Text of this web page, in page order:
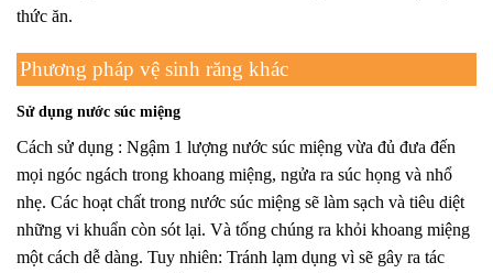
thức ăn.
Phương pháp vệ sinh răng khác
Sử dụng nước súc miệng
Cách sử dụng : Ngậm 1 lượng nước súc miệng vừa đủ đưa đến
mọi ngóc ngách trong khoang miệng, ngửa ra súc họng và nhổ
nhẹ. Các hoạt chất trong nước súc miệng sẽ làm sạch và tiêu diệt
những vi khuẩn còn sót lại. Và tống chúng ra khỏi khoang miệng
một cách dễ dàng. Tuy nhiên: Tránh lạm dụng vì sẽ gây ra tác